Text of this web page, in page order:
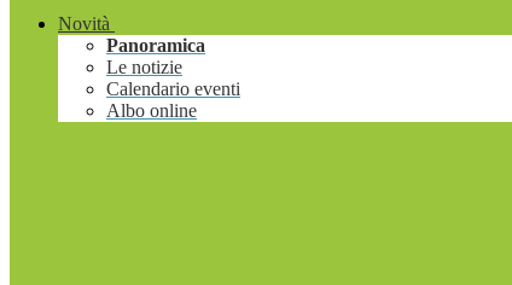
Novità
Panoramica
Le notizie
Calendario eventi
Albo online